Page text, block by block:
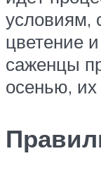
условиям,
цветение
саженцы
осенью,